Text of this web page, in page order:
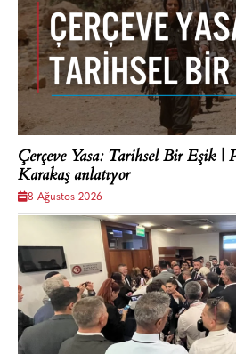
Çerçeve Yasa: Tarihsel Bir Eşik |
Karakaş anlatıyor
8 Ağustos 2026